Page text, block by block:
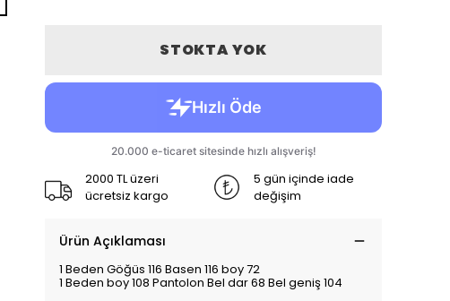
STOKTA YOK
2000 TL üzeri
ücretsiz kargo
5 gün içinde iade
değişim
Ürün Açıklaması
1 Beden Göğüs 116 Basen 116 boy 72
1 Beden boy 108 Pantolon Bel dar 68 Bel geniş 104